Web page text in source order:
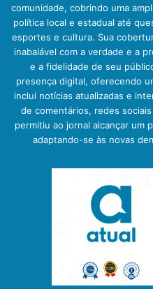
comunidade, cobrindo uma
política local e estadual até
esportes e cultura. Sua
inabalável com a verdade e a
e a fidelidade de seu
presença digital, oferecendo
inclui notícias atualizadas e
de comentários, redes
permitiu ao jornal alcançar um
adaptando-se às novas